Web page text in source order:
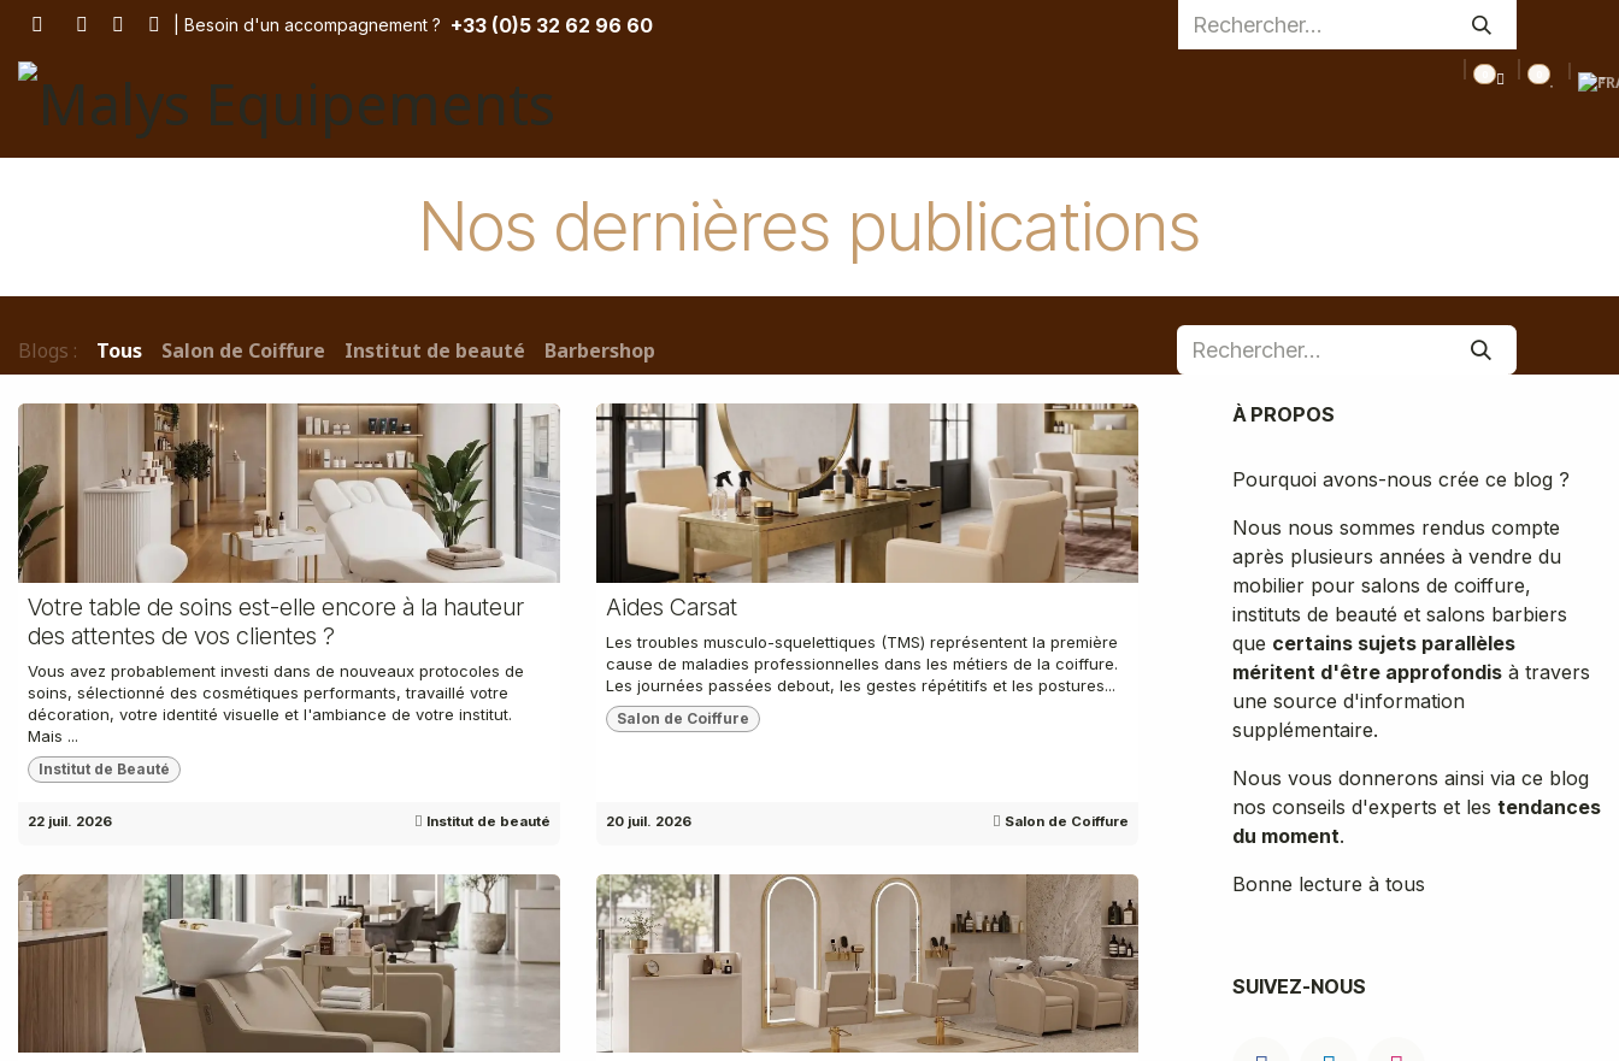
Se rendre au contenu| Besoin d'un accompagnement ? ​ +33 (0)5 32 62 96 60
Nos dernières publications
Blogs : Tous Salon de Coiffure Institut de beauté Barbershop
Votre table de soins est-elle encore à la hauteur
des attentes de vos clientes ?
Vous avez probablement investi dans de nouveaux protocoles de
soins, sélectionné des cosmétiques performants, travaillé votre
décoration, votre identité visuelle et l'ambiance de votre institut.
Mais ...
Institut de Beauté
22 juil. 2026 Institut de beauté
Aides Carsat
Les troubles musculo-squelettiques (TMS) représentent la première
cause de maladies professionnelles dans les métiers de la coiffure.
Les journées passées debout, les gestes répétitifs et les postures...
Salon de Coiffure
20 juil. 2026 Salon de Coiffure
À PROPOS
Pourquoi avons-nous crée ce blog ?
Nous nous sommes rendus compte
après plusieurs années à vendre du
mobilier pour salons de coiffure,
instituts de beauté et salons barbiers
que certains sujets parallèles
méritent d'être approfondis à travers
une source d'information
supplémentaire.
Nous vous donnerons ainsi via ce blog
nos conseils d'experts et les tendances
du moment.
Bonne lecture à tous
SUIVEZ-NOUS